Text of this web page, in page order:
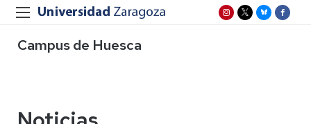
Campus de Huesca